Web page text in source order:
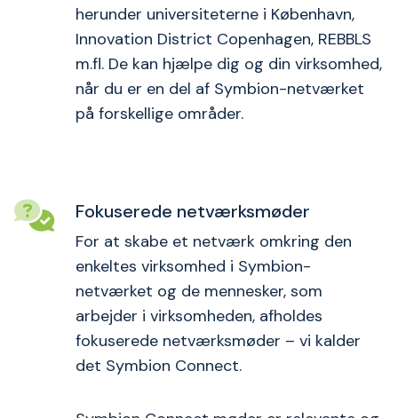
herunder universiteterne i København,
Innovation District Copenhagen, REBBLS
m.fl. De kan hjælpe dig og din virksomhed,
når du er en del af Symbion-netværket
på forskellige områder.
Fokuserede netværksmøder
For at skabe et netværk omkring den
enkeltes virksomhed i Symbion-
netværket og de mennesker, som
arbejder i virksomheden, afholdes
fokuserede netværksmøder – vi kalder
det Symbion Connect.